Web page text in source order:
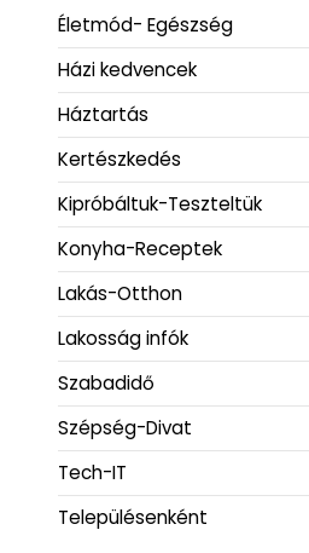
Életmód- Egészség
Házi kedvencek
Háztartás
Kertészkedés
Kipróbáltuk-Teszteltük
Konyha-Receptek
Lakás-Otthon
Lakosság infók
Szabadidő
Szépség-Divat
Tech-IT
Településenként